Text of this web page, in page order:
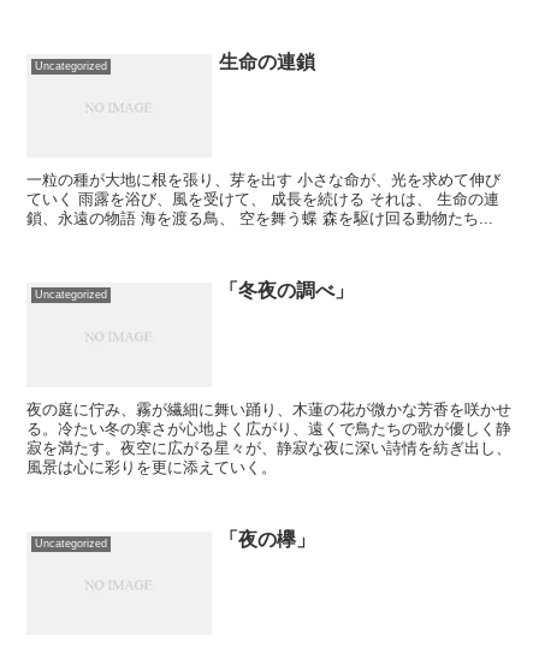
Uncategorized 生命の連鎖
一粒の種が大地に根を張り、芽を出す 小さな命が、光を求めて伸び
ていく 雨露を浴び、風を受けて、 成長を続ける それは、 生命の連
鎖、永遠の物語 海を渡る鳥、 空を舞う蝶 森を駆け回る動物たち...
Uncategorized 「冬夜の調べ」
夜の庭に佇み、霧が繊細に舞い踊り、木蓮の花が微かな芳香を咲かせ
る。冷たい冬の寒さが心地よく広がり、遠くで鳥たちの歌が優しく静
寂を満たす。夜空に広がる星々が、静寂な夜に深い詩情を紡ぎ出し、
風景は心に彩りを更に添えていく。
Uncategorized 「夜の欅」